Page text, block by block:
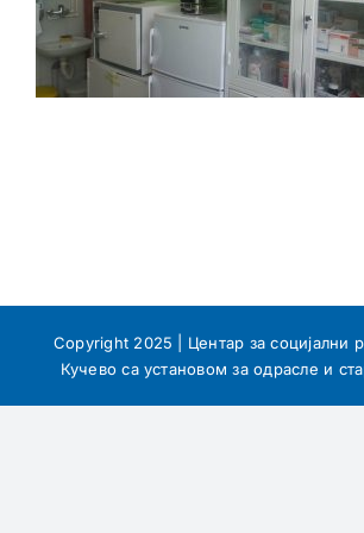
Copyright 2025 | Центар за социјални
Кучево са установом за одрасле и